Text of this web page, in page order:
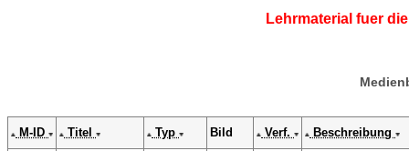
Lehrmaterial fuer
M-ID Titel Typ Bild Verf.
Beschreibung